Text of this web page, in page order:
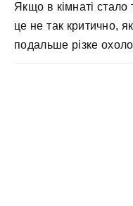
Якщо в кімнаті стало
це не так критично,
подальше різке